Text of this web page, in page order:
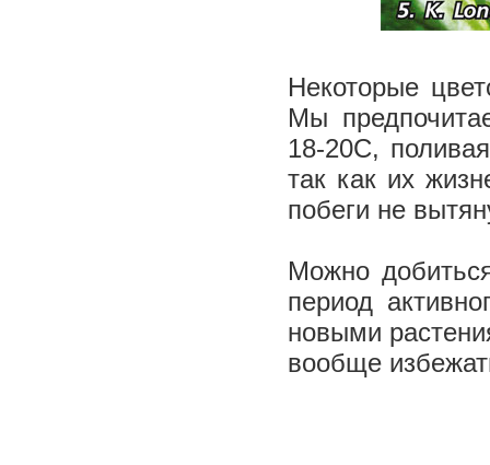
Некоторые
Мы
18­-20С,
так как их
побеги не
Можно
период
новыми
вообще